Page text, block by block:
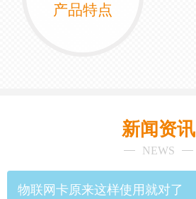
产品特点
新闻资讯
NEWS
物联网卡原来这样使用就对了